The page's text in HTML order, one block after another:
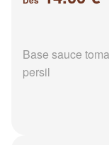
Base sauce
persil